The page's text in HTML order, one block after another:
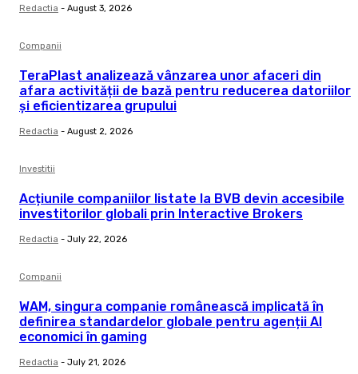
Redactia - August 3, 2026
Companii
TeraPlast analizează vânzarea unor afaceri din
afara activității de bază pentru reducerea datoriilor
și eficientizarea grupului
Redactia - August 2, 2026
Investitii
Acțiunile companiilor listate la BVB devin accesibile
investitorilor globali prin Interactive Brokers
Redactia - July 22, 2026
Companii
WAM, singura companie românească implicată în
definirea standardelor globale pentru agenții AI
economici în gaming
Redactia - July 21, 2026